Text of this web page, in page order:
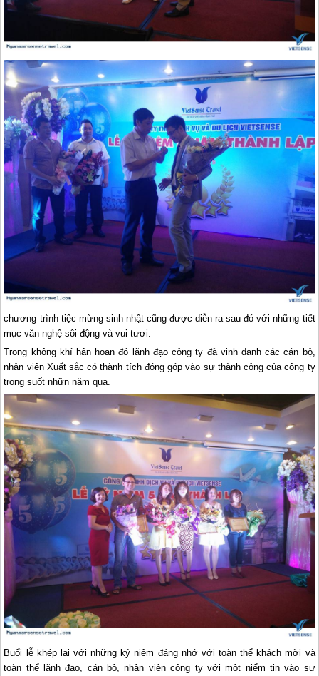
chương trình tiệc mừng sinh nhật cũng được diễn ra sau đó với những tiết
mục văn nghệ sôi động và vui tươi.
Trong không khí hân hoan đó lãnh đạo công ty đã vinh danh các cán bộ,
nhân viên Xuất sắc có thành tích đóng góp vào sự thành công của công ty
trong suốt nhữn năm qua.
Buổi lễ khép lại với những kỷ niệm đáng nhớ với toàn thể khách mời và
toàn thể lãnh đạo, cán bộ, nhân viên công ty với một niểm tin vào sự